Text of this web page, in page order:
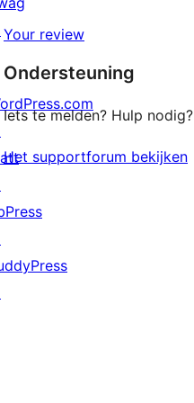
beoordelingen
sterren
beoordelingen
Your review
Ondersteuning
Iets te melden? Hulp nodig?
Het supportforum bekijken